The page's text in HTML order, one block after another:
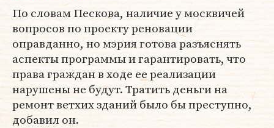
По словам Пескова, наличие у москвичей
вопросов по проекту реновации
оправданно, но мэрия готова разъяснять
аспекты программы и гарантировать, что
права граждан в ходе ее реализации
нарушены не будут. Тратить деньги на
ремонт ветхих зданий было бы преступно,
добавил он.